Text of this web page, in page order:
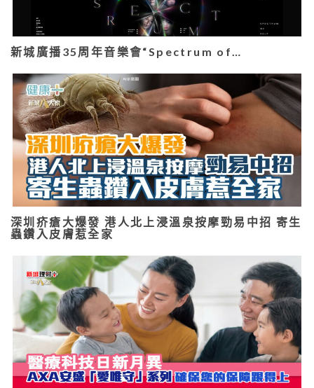
新城廣播35周年音樂會“Spectrum of…
深圳疥瘡大爆發 港人北上浸溫泉按摩勁易中招 寄生
蟲鑽入皮膚惹全家